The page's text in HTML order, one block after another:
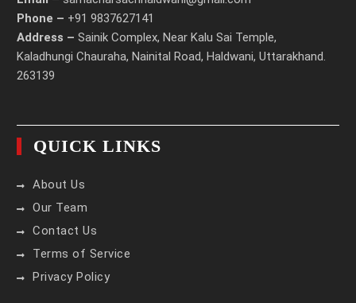
Phone – +91 9837627141
Address – Sainik Complex, Near Kalu Sai Temple,
Kaladhungi Chauraha, Nainital Road, Haldwani, Uttarakhand.
263139
QUICK LINKS
About Us
Our Team
Contact Us
Terms of Service
Privacy Policy